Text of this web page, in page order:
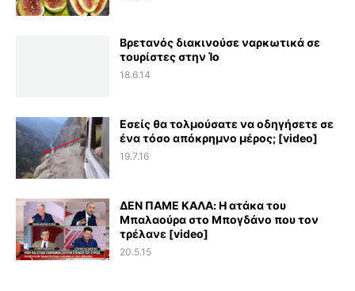
Βρετανός διακινούσε ναρκωτικά σε
τουρίστες στην Ίο
18.6.14
Εσείς θα τολμούσατε να οδηγήσετε σε
ένα τόσο απόκρημνο μέρος; [video]
19.7.16
ΔΕΝ ΠΑΜΕ ΚΑΛΑ: Η ατάκα του
Μπαλαούρα στο Μπογδάνο που τον
τρέλανε [video]
20.5.15